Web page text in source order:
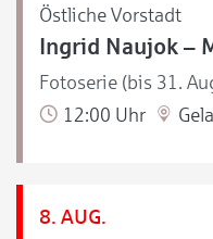
Östliche Vorstadt
Ingrid Naujok –
Fotoserie (bis 31.
12:00 Uhr
8. AUG.